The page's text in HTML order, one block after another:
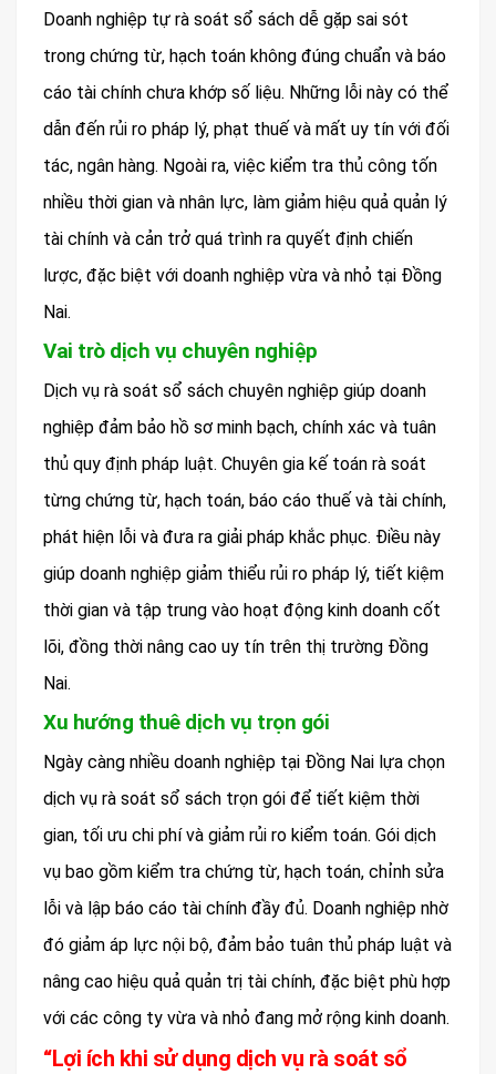
Doanh nghiệp tự rà soát sổ sách dễ gặp sai sót
trong chứng từ, hạch toán không đúng chuẩn và báo
cáo tài chính chưa khớp số liệu. Những lỗi này có thể
dẫn đến rủi ro pháp lý, phạt thuế và mất uy tín với đối
tác, ngân hàng. Ngoài ra, việc kiểm tra thủ công tốn
nhiều thời gian và nhân lực, làm giảm hiệu quả quản lý
tài chính và cản trở quá trình ra quyết định chiến
lược, đặc biệt với doanh nghiệp vừa và nhỏ tại Đồng
Nai.
Vai trò dịch vụ chuyên nghiệp
Dịch vụ rà soát sổ sách chuyên nghiệp giúp doanh
nghiệp đảm bảo hồ sơ minh bạch, chính xác và tuân
thủ quy định pháp luật. Chuyên gia kế toán rà soát
từng chứng từ, hạch toán, báo cáo thuế và tài chính,
phát hiện lỗi và đưa ra giải pháp khắc phục. Điều này
giúp doanh nghiệp giảm thiểu rủi ro pháp lý, tiết kiệm
thời gian và tập trung vào hoạt động kinh doanh cốt
lõi, đồng thời nâng cao uy tín trên thị trường Đồng
Nai.
Xu hướng thuê dịch vụ trọn gói
Ngày càng nhiều doanh nghiệp tại Đồng Nai lựa chọn
dịch vụ rà soát sổ sách trọn gói để tiết kiệm thời
gian, tối ưu chi phí và giảm rủi ro kiểm toán. Gói dịch
vụ bao gồm kiểm tra chứng từ, hạch toán, chỉnh sửa
lỗi và lập báo cáo tài chính đầy đủ. Doanh nghiệp nhờ
đó giảm áp lực nội bộ, đảm bảo tuân thủ pháp luật và
nâng cao hiệu quả quản trị tài chính, đặc biệt phù hợp
với các công ty vừa và nhỏ đang mở rộng kinh doanh.
“Lợi ích khi sử dụng dịch vụ rà soát sổ